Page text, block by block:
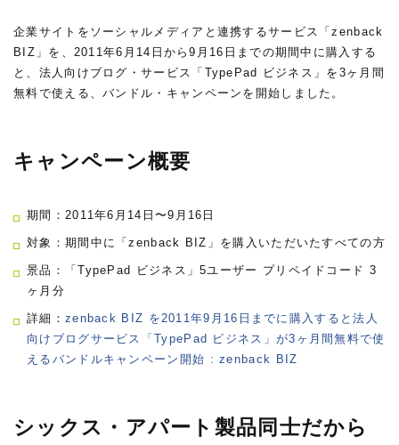
企業サイトをソーシャルメディアと連携するサービス「zenback
BIZ」を、2011年6月14日から9月16日までの期間中に購入する
と、法人向けブログ・サービス「TypePad ビジネス」を3ヶ月間
無料で使える、バンドル・キャンペーンを開始しました。
キャンペーン概要
期間：2011年6月14日〜9月16日
対象：期間中に「zenback BIZ」を購入いただいたすべての方
景品：「TypePad ビジネス」5ユーザー プリペイドコード 3
ヶ月分
詳細： zenback BIZ を2011年9月16日までに購入すると法人
向けブログサービス「TypePad ビジネス」が3ヶ月間無料で使
えるバンドルキャンペーン開始 : zenback BIZ
シックス・アパート製品同士だから